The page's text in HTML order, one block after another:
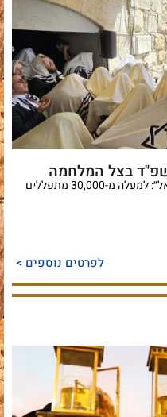
בצל המלחמה
״להשבת החטופים ולשלום מדינת ישראל״: למעלה מ-30,000 מתפללים
לפרטים נוספים >